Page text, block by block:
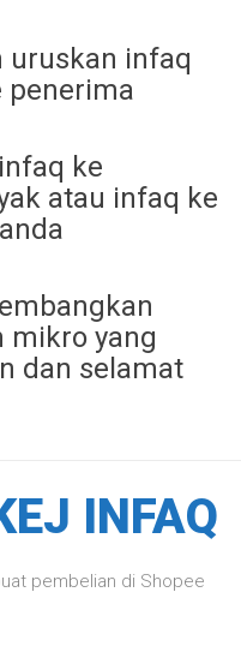
uruskan infaq
penerima
ke
atau infaq ke
mikro yang
dan selamat
INFAQ
pembelian di Shopee